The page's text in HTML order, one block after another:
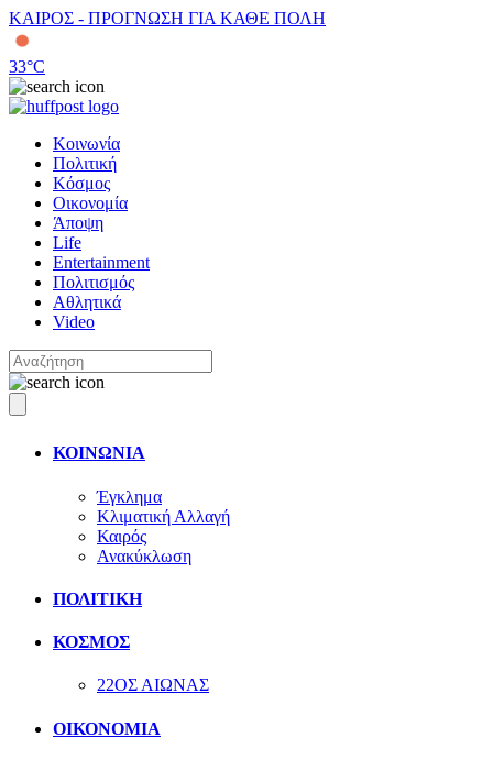
ΚΑΙΡΟΣ - ΠΡΟΓΝΩΣΗ ΓΙΑ ΚΑΘΕ ΠΟΛΗ
33°C
Κοινωνία
Πολιτική
Κόσμος
Οικονομία
Άποψη
Life
Entertainment
Πολιτισμός
Αθλητικά
Video
ΚΟΙΝΩΝΙΑ
Έγκλημα
Κλιματική Αλλαγή
Καιρός
Ανακύκλωση
ΠΟΛΙΤΙΚΗ
ΚΟΣΜΟΣ
22ΟΣ ΑΙΩΝΑΣ
ΟΙΚΟΝΟΜΙΑ